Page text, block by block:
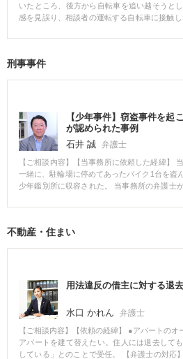
いたところ、後方から自転車を追い越そうと
感を見誤り、相談者の運転する自転車に接触
事故直後は意識がなかったため、当初依頼者
したいとのことだったため、交通事故後10日
況を聞いたところ労災保険が使用できること
て労災適用のための手続きを行った。 症状固
度程度症状の確認を行い、必要な治療、検査
けてもらった。 事故発生から約2年して医師
め、後遺障害等級認定申請を行うと共に、併
定申請と障害年金受給申請を行った。 労災に
が、弁護士が依頼者から詳細に聞き取った生
書面を添えて自賠責保険会社に後遺障害等級
手方損保と後遺障害等級5級を前提として損害
を引き出すことができたため示談により解決さ
金や弁護士費用といった損害項目について
き、結果的に自賠責保険会社に対する被害者
万円の賠償金を得ることができた。 本件のよ
通事故被害については、事件が示談交渉とい
ると、解決までに時間がかかり保険会社の支
が加算されることになる。 そのため、ある程
ることでかなりの程度賠償額の増額が期待でき
刑事事件
【少年事件】窃盗事件を起
が認められた事例
石井 誠 弁護士
【ご相談内容】【当事務所に依頼した経緯】
一緒に、駐輪場に停めてあったバイク1台を盗
少年鑑別所に収容された。 当事務所の弁護士
事件が学校に発覚して退学になることをとて
針とし、「観護措置取消申立て」を行う準備
いことは間違いないことを熱くしたためて
の家に行って少年の部屋を実際に見せてもら
整然と置かれていて異常な点は見当たらず、
こで、弁護士は「観護措置取消申立書」を作
での生活状況に問題がないこと ・少年の家族
していること ・少年の部屋には何ら異常な点
認していること ・少年の資質鑑別は鑑別所で
・鑑別所に収容され続けると少年が退学とな
不動産・住まい
用法違反の借主に対する退
水口 かれん 弁護士
【ご相談内容】【依頼の経緯】 ●アパートの
アパートを建て替えたい。住人には退去して
している」とのことで受任。 【弁護士の対応